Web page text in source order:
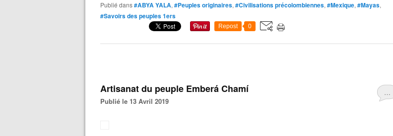
Publié dans#ABYA YALA, #Peuples originaires, #Civilisations précolombiennes, #Mexique, #Mayas,
#Savoirs des peuples 1ers
Repost 0
…
Artisanat du peuple Emberá Chamí
Publié le 13 Avril 2019